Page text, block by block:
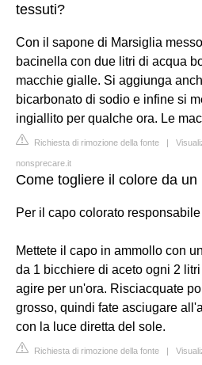
tessuti?
Con il sapone di Marsiglia
bacinella con due litri di acqua
macchie gialle. Si aggiunga
bicarbonato di sodio e infine si
ingiallito per qualche ora. Le
Richiesta di rimozione della fonte |
nonsprecare.it
Come togliere il colore da
Per il capo colorato
Mettete il capo in ammollo con
da 1 bicchiere di aceto ogni 2
agire per un'ora. Risciacquate
grosso, quindi fate asciugare
con la luce diretta del sole.
Richiesta di rimozione della fonte |